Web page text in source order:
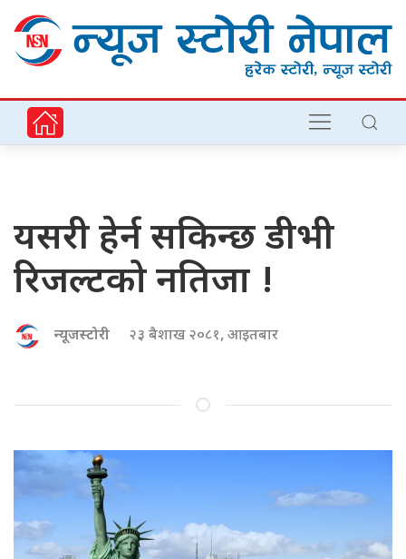
यसरी हेर्न सकिन्छ डीभी
रिजल्टको नतिजा !
न्यूजस्टोरी २३ बैशाख २०८१, आइतबार